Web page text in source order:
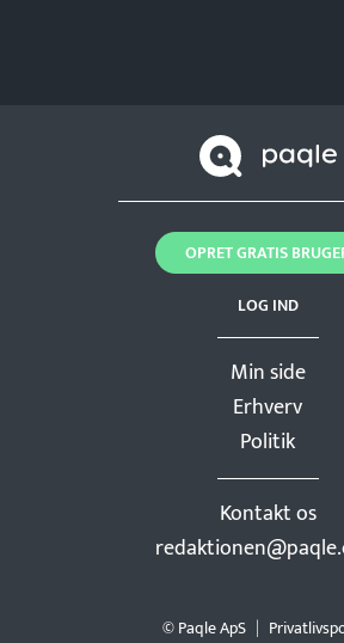
Min side
Erhverv
Politik
Kontakt os
LOG IND
OPRET GRATIS
© Paqle ApS